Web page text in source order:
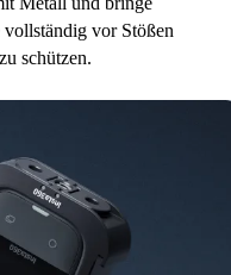
vor Stößen
schützen.